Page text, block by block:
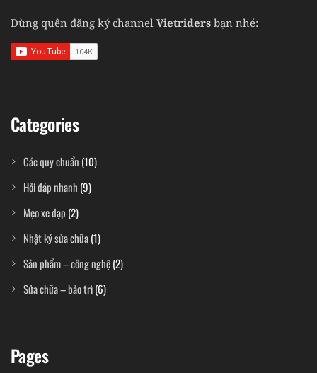
Đừng quên đăng ký channel Vietriders bạn nhé:
Categories
Các quy chuẩn (10)
Hỏi đáp nhanh (9)
Mẹo xe đạp (2)
Nhật ký sửa chữa(1)
Sản phẩm – công nghệ(2)
Sửa chữa – bảo trì(6)
Pages